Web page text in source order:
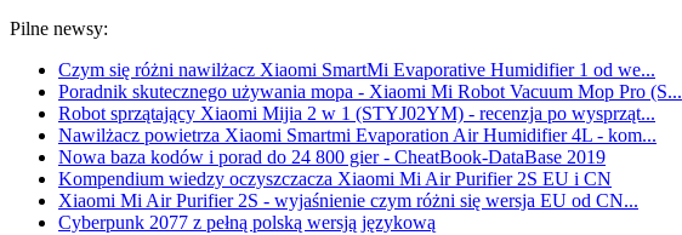
Pilne newsy:
Czym się różni nawilżacz Xiaomi SmartMi Evaporative Humidifier 1 od we...
Poradnik skutecznego używania mopa - Xiaomi Mi Robot Vacuum Mop Pro (S...
Robot sprzątający Xiaomi Mijia 2 w 1 (STYJ02YM) - recenzja po wysprząt...
Nawilżacz powietrza Xiaomi Smartmi Evaporation Air Humidifier 4L - kom...
Nowa baza kodów i porad do 24 800 gier - CheatBook-DataBase 2019
Kompendium wiedzy oczyszczacza Xiaomi Mi Air Purifier 2S EU i CN
Xiaomi Mi Air Purifier 2S - wyjaśnienie czym różni się wersja EU od CN...
Cyberpunk 2077 z pełną polską wersją językową